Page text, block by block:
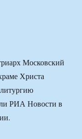
Московский
Христа
РИА Новости в